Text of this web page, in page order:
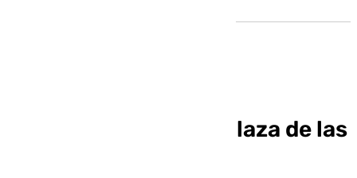
Inauguración de la `Plaza de las